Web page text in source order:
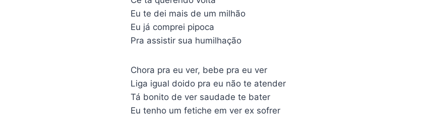
Eu te dei mais de um milhão
Eu já comprei pipoca
Pra assistir sua humilhação
Chora pra eu ver, bebe pra eu ver
Liga igual doido pra eu não te atender
Tá bonito de ver saudade te bater
Eu tenho um fetiche em ver ex sofrer